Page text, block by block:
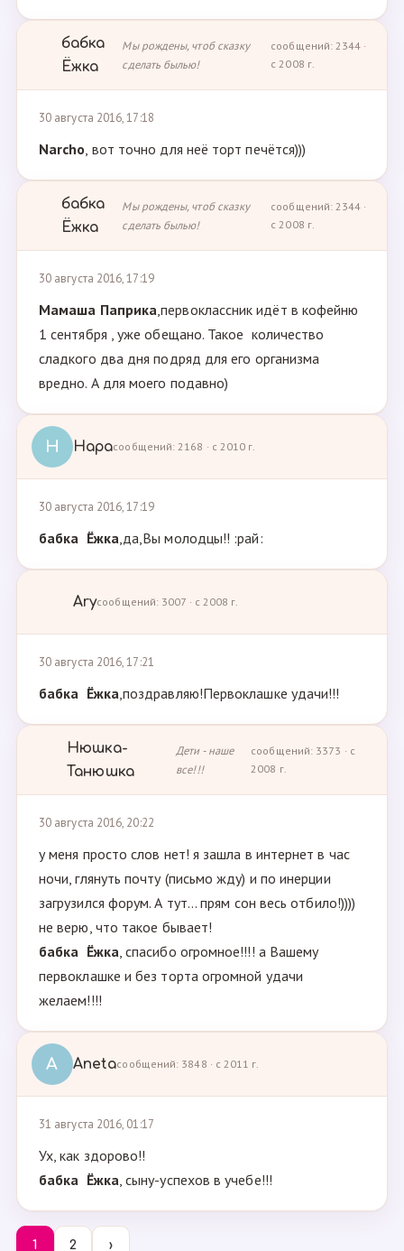
бабка
Ёжка
Мы рождены, чтоб сказку
сделать былью!
сообщений: 2344 ·
с 2008 г.
30 августа 2016, 17:18
Narcho, вот точно для неё торт печётся)))
бабка
Ёжка
Мы рождены, чтоб сказку
сделать былью!
сообщений: 2344 ·
с 2008 г.
30 августа 2016, 17:19
Мамаша Паприка,первоклассник идёт в кофейню
1 сентября , уже обещано. Такое количество
сладкого два дня подряд для его организма
вредно. А для моего подавно)
Н Нарасообщений: 2168 · с 2010 г.
30 августа 2016, 17:19
бабка Ёжка,да,Вы молодцы!! :рай:
Aryсообщений: 3007 · с 2008 г.
30 августа 2016, 17:21
бабка Ёжка,поздравляю!Первоклашке удачи!!!
Нюшка-
Танюшка
Дети - наше
все!!!
сообщений: 3373 · с
2008 г.
30 августа 2016, 20:22
у меня просто слов нет! я зашла в интернет в час
ночи, глянуть почту (письмо жду) и по инерции
загрузился форум. А тут... прям сон весь отбило!))))
не верю, что такое бывает!
бабка Ёжка, спасибо огромное!!!! а Вашему
первоклашке и без торта огромной удачи
желаем!!!!
A Anetaсообщений: 3848 · с 2011 г.
31 августа 2016, 01:17
Ух, как здорово!!
бабка Ёжка, сыну-успехов в учебе!!!
1 2 ›